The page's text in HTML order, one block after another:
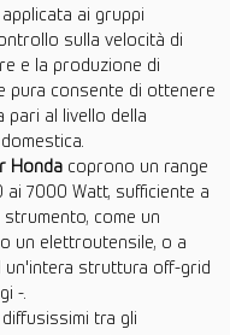
ai gruppi
sulla velocità di
e la produzione di
pura consente di ottenere
pari al livello della
Honda coprono un range
ai 7000 Watt, sufficiente a
come un
un elettroutensile, o a
un'intera struttura off-grid
-.
tra gli